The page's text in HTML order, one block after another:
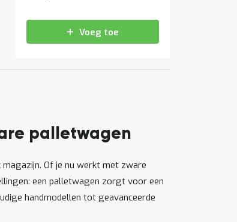
Voeg toe
palletwagen
Of je nu werkt met zware
een palletwagen zorgt voor een
handmodellen tot geavanceerde